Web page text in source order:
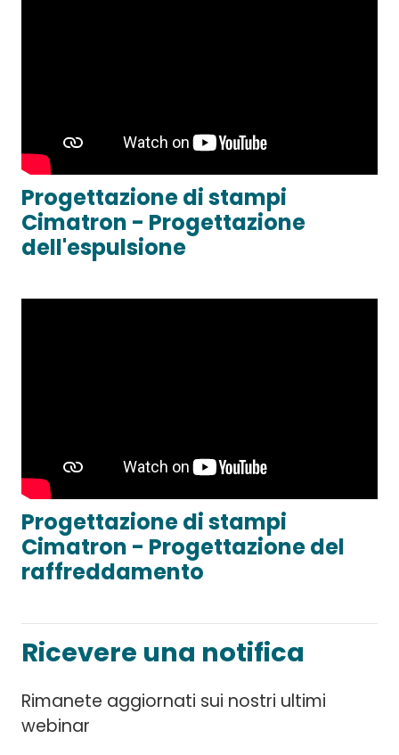
Progettazione di stampi
Cimatron - Progettazione
dell'espulsione
Progettazione di stampi
Cimatron - Progettazione del
raffreddamento
Ricevere una notifica
Rimanete aggiornati sui nostri ultimi
webinar